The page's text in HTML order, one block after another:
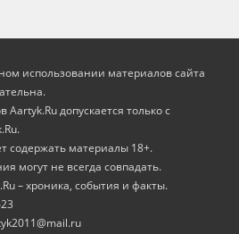
использовании материалов сайта
допускается только с
содержать материалы 18+.
могут не всегда совпадать.
– хроника, события и факты.